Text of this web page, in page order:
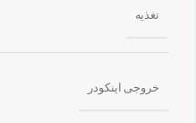
تغذیه
خروجی اینکودر